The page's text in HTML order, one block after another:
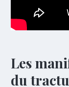
Les
du